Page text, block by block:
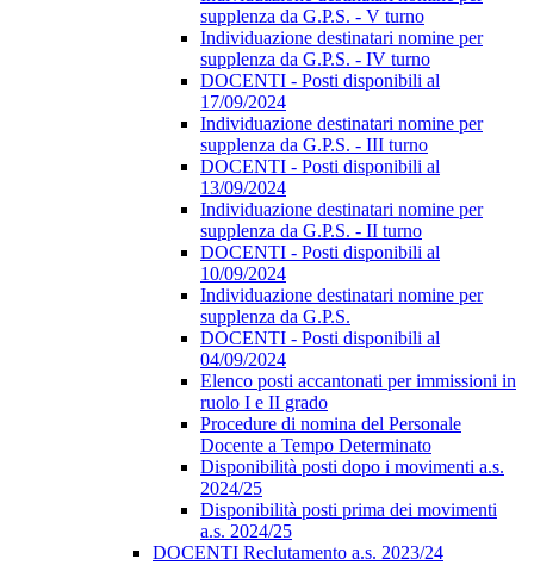
supplenza da G.P.S. - V turno
Individuazione destinatari nomine per
supplenza da G.P.S. - IV turno
DOCENTI - Posti disponibili al
17/09/2024
Individuazione destinatari nomine per
supplenza da G.P.S. - III turno
DOCENTI - Posti disponibili al
13/09/2024
Individuazione destinatari nomine per
supplenza da G.P.S. - II turno
DOCENTI - Posti disponibili al
10/09/2024
Individuazione destinatari nomine per
supplenza da G.P.S.
DOCENTI - Posti disponibili al
04/09/2024
Elenco posti accantonati per immissioni in
ruolo I e II grado
Procedure di nomina del Personale
Docente a Tempo Determinato
Disponibilità posti dopo i movimenti a.s.
2024/25
Disponibilità posti prima dei movimenti
a.s. 2024/25
DOCENTI Reclutamento a.s. 2023/24